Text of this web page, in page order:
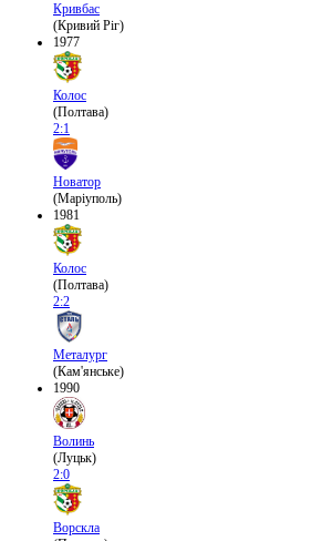
Кривбас
(Кривий Ріг)
1977
Колос
(Полтава)
2:1
Новатор
(Маріуполь)
1981
Колос
(Полтава)
2:2
Металург
(Кам'янське)
1990
Волинь
(Луцьк)
2:0
Ворскла